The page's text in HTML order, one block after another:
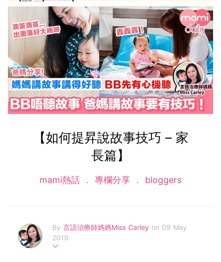
【如何提昇說故事技巧 – 家
長篇】
mami熱話 專欄分享 bloggers
By 言語治療師媽媽Miss Carley on 09 May
2019